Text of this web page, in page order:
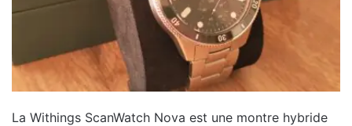
La Withings ScanWatch Nova est une montre hybride